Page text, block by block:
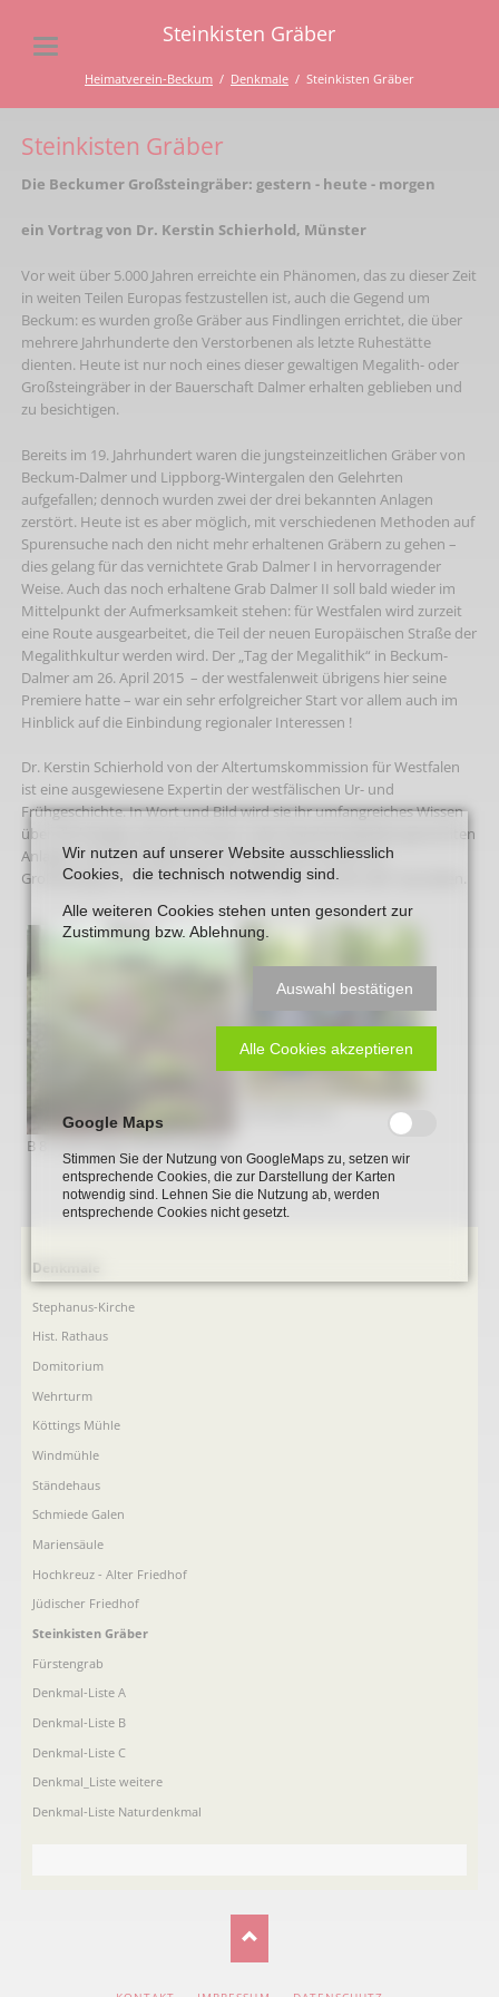
Steinkisten Gräber
Heimatverein-Beckum Denkmale Steinkisten Gräber
Steinkisten Gräber
Die Beckumer Großsteingräber: gestern - heute - morgen
ein Vortrag von Dr. Kerstin Schierhold, Münster
Vor weit über 5.000 Jahren erreichte ein Phänomen, das zu dieser Zeit
in weiten Teilen Europas festzustellen ist, auch die Gegend um
Beckum: es wurden große Gräber aus Findlingen errichtet, die über
mehrere Jahrhunderte den Verstorbenen als letzte Ruhestätte
dienten. Heute ist nur noch eines dieser gewaltigen Megalith- oder
Großsteingräber in der Bauerschaft Dalmer erhalten geblieben und
zu besichtigen.
Bereits im 19. Jahrhundert waren die jungsteinzeitlichen Gräber von
Beckum-Dalmer und Lippborg-Wintergalen den Gelehrten
aufgefallen; dennoch wurden zwei der drei bekannten Anlagen
zerstört. Heute ist es aber möglich, mit verschiedenen Methoden auf
Spurensuche nach den nicht mehr erhaltenen Gräbern zu gehen –
dies gelang für das vernichtete Grab Dalmer I in hervorragender
Weise. Auch das noch erhaltene Grab Dalmer II soll bald wieder im
Mittelpunkt der Aufmerksamkeit stehen: für Westfalen wird zurzeit
eine Route ausgearbeitet, die Teil der neuen Europäischen Straße der
Megalithkultur werden wird. Der „Tag der Megalithik“ in Beckum-
Dalmer am 26. April 2015 – der westfalenweit übrigens hier seine
Premiere hatte – war ein sehr erfolgreicher Start vor allem auch im
Hinblick auf die Einbindung regionaler Interessen !
Dr. Kerstin Schierhold von der Altertumskommission für Westfalen
ist eine ausgewiesene Expertin der westfälischen Ur- und
Frühgeschichte. In Wort und Bild wird sie ihr umfangreiches Wissen
über die hiesigen oft auch Hünen- oder Steinkistengräber genannten
Anlagen sowie die Ergebnisse der Gesprächsrunden am
Großsteingrab in Dalmer beim letztjährigen „World-Café“ darstellen.
B 8 Grabanlage Steinkiste.jpeg
Navigation
überspringen
Denkmale
Stephanus-Kirche
Hist. Rathaus
Domitorium
Wehrturm
Köttings Mühle
Windmühle
Ständehaus
Schmiede Galen
Mariensäule
Hochkreuz - Alter Friedhof
Jüdischer Friedhof
Steinkisten Gräber
Fürstengrab
Denkmal-Liste A
Denkmal-Liste B
Denkmal-Liste C
Denkmal_Liste weitere
Denkmal-Liste Naturdenkmal
Wir nutzen auf unserer Website ausschliesslich
Cookies, die technisch notwendig sind.
Alle weiteren Cookies stehen unten gesondert zur
Zustimmung bzw. Ablehnung.
Auswahl bestätigen
Alle Cookies akzeptieren
Google Maps
Stimmen Sie der Nutzung von GoogleMaps zu, setzen wir
entsprechende Cookies, die zur Darstellung der Karten
notwendig sind. Lehnen Sie die Nutzung ab, werden
entsprechende Cookies nicht gesetzt.